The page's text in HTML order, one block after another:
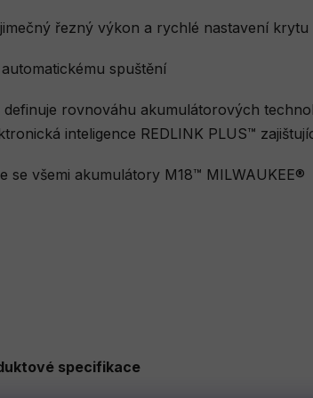
řezný výkon a rychlé nastavení
spuštění
rovnováhu akumulátorových
inteligence REDLINK PLUS™
se všemi akumulátory M18™ MILWAUKEE®
specifikace